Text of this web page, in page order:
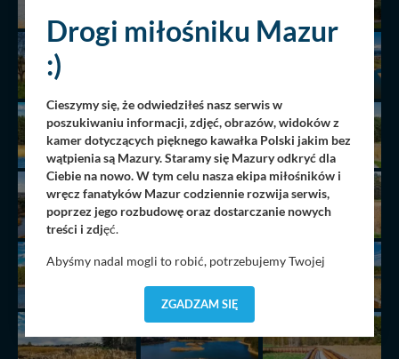
Drogi miłośniku Mazur
:)
Cieszymy się, że odwiedziłeś nasz serwis w
poszukiwaniu informacji, zdjęć, obrazów, widoków z
kamer dotyczących pięknego kawałka Polski jakim bez
wątpienia są Mazury. Staramy się Mazury odkryć dla
Ciebie na nowo. W tym celu nasza ekipa miłośników i
wręcz fanatyków Mazur codziennie rozwija serwis,
poprzez jego rozbudowę oraz dostarczanie nowych
treści i zdjęć.
Abyśmy nadal mogli to robić, potrzebujemy Twojej
dostosować do Twoich preferencji. Twoje dane (w tym
pliki cookies) będą zapisywane w celu usprawnienia
wyszukania, ulubione miejsca, logowania, itp).
ZGADZAM SIĘ